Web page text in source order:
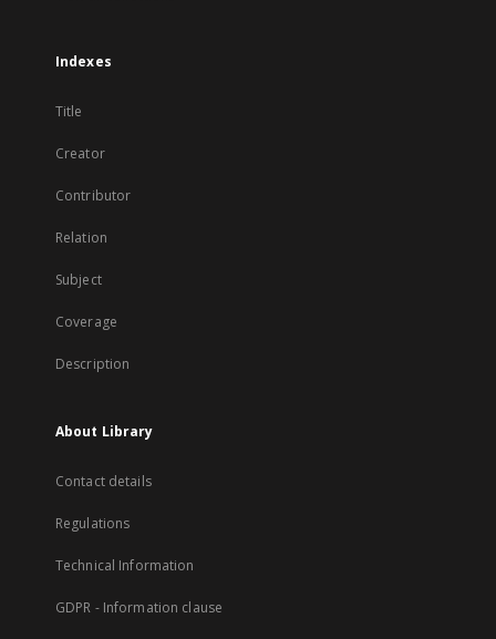
Indexes
Title
Creator
Contributor
Relation
Subject
Coverage
Description
About Library
Contact details
Regulations
Technical Information
GDPR - Information clause